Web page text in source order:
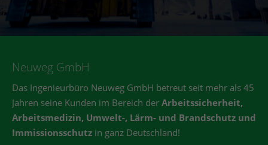
Neuweg GmbH
Das Ingenieurbüro Neuweg GmbH betreut seit mehr als 45
Jahren seine Kunden im Bereich der Arbeitssicherheit,
Arbeitsmedizin, Umwelt-, Lärm- und Brandschutz und
Immissionsschutz in ganz Deutschland!